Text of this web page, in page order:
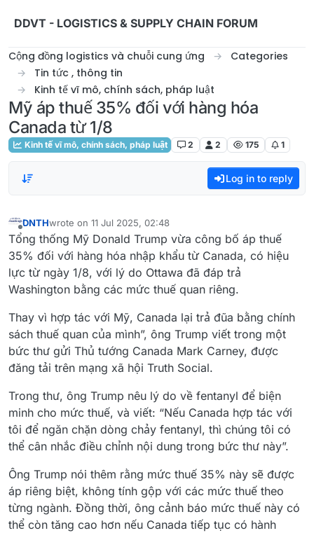
DDVT - LOGISTICS & SUPPLY CHAIN FORUM
Cộng đồng logistics và chuỗi cung ứng
Categories
Tin tức , thông tin
Kinh tế vĩ mô, chính sách, pháp luật
Mỹ áp thuế 35% đối với hàng hóa
Canada từ 1/8
Kinh tế vĩ mô, chính sách, pháp luật 2 2 175 1
Log in to reply
Offline
DNTHwrote on 11 Jul 2025, 02:48
last edited by
Tổng thống Mỹ Donald Trump vừa công bố áp thuế
35% đối với hàng hóa nhập khẩu từ Canada, có hiệu
lực từ ngày 1/8, với lý do Ottawa đã đáp trả
Washington bằng các mức thuế quan riêng.
Thay vì hợp tác với Mỹ, Canada lại trả đũa bằng chính
sách thuế quan của mình”, ông Trump viết trong một
bức thư gửi Thủ tướng Canada Mark Carney, được
đăng tải trên mạng xã hội Truth Social.
Trong thư, ông Trump nêu lý do về fentanyl để biện
minh cho mức thuế, và viết: “Nếu Canada hợp tác với
tôi để ngăn chặn dòng chảy fentanyl, thì chúng tôi có
thể cân nhắc điều chỉnh nội dung trong bức thư này”.
Ông Trump nói thêm rằng mức thuế 35% này sẽ được
áp riêng biệt, không tính gộp với các mức thuế theo
từng ngành. Đồng thời, ông cảnh báo mức thuế này có
thể còn tăng cao hơn nếu Canada tiếp tục có hành